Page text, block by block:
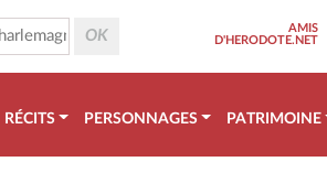
AMIS
D'HERODOTE.NET
RÉCITS PERSONNAGES PATRIMOINE